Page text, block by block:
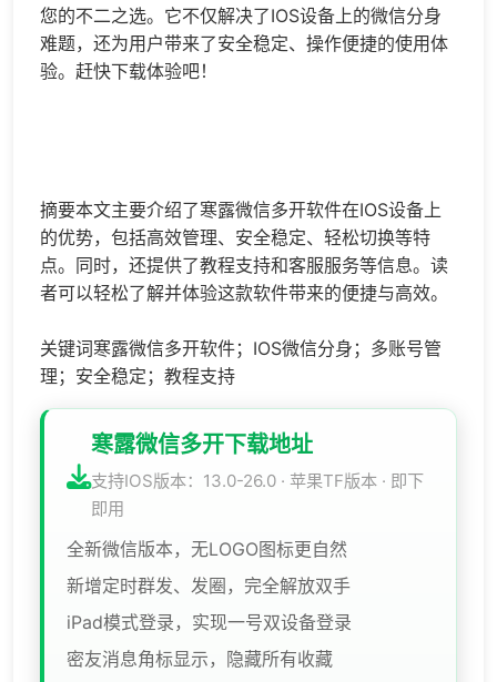
您的不二之选。它不仅解决了IOS设备上的微信分身
难题，还为用户带来了安全稳定、操作便捷的使用体
验。赶快下载体验吧！​​
​​摘要本文主要介绍了​寒露微信多开软件在IOS设备上
的优势，包括高效管理、安全稳定、轻松切换等特
点。同时，还提供了教程支持和客服服务等信息​​。读
者可以轻松了解并体验这款软件带来的便捷与高效。​​
​​关键词​寒露微信多开软件；IOS微信分身；多账号管
理；安全稳定；教程支持
寒露微信多开下载地址
支持IOS版本：13.0-26.0 · 苹果TF版本 · 即下
即用
全新微信版本，无LOGO图标更自然
新增定时群发、发圈，完全解放双手
iPad模式登录，实现一号双设备登录
密友消息角标显示，隐藏所有收藏